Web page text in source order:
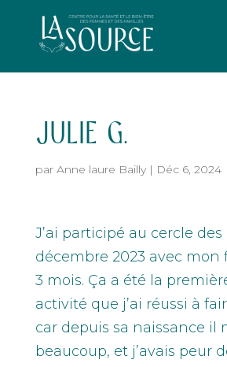
JULIE G.
par Anne laure Bailly| Déc 6, 2024
J’ai participé au cercle
décembre 2023 avec mon
3 mois. Ça a été la
activité que j’ai réussi à
car depuis sa naissance il
beaucoup, et j’avais peur